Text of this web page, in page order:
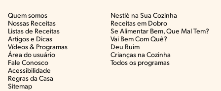
Quem somos
Nossas Receitas
Listas de Receitas​
Artigos e Dicas​
Vídeos & Programas​
Área do usuário
Fale Conosco
Acessibilidade
Regras da Casa
Sitemap
Nestlé na Sua Cozinha
Receitas em Dobro
Se Alimentar Bem, Que Mal Tem?​
Vai Bem Com Quê?​
Deu Ruim​
Crianças na Cozinha​
Todos os programas